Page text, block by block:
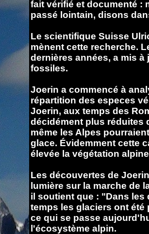
fait vérifié et documenté :
passé lointain, disons
Le scientifique Suisse
mènent cette recherche.
dernières années, a mis
fossiles.
Joerin a commencé à
répartition des especes
Joerin, aux temps des
décidément plus réduites
même les Alpes
glace. Évidemment cette
élevée la végétation
Les découvertes de
lumière sur la marche de
il soutient que : "Dans les
temps les glaciers ont
ce qui se passe
l'écosystème alpin.